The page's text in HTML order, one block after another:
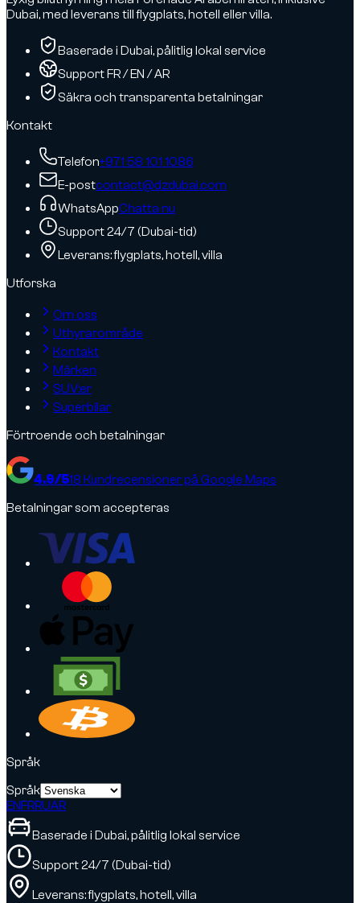
Dubai, med leverans till flygplats, hotell eller villa.
Baserade i Dubai, pålitlig lokal service
Support FR / EN / AR
Säkra och transparenta betalningar
Kontakt
Telefon+971 58 101 1086
E-postcontact@dzdubai.com
WhatsAppChatta nu
Support 24/7 (Dubai-tid)
Leverans: flygplats, hotell, villa
Utforska
Om oss
Uthyrarområde
Kontakt
Märken
SUV:er
Superbilar
Förtroende och betalningar
4.9/518 Kundrecensioner på Google Maps
Betalningar som accepteras
Språk
Språk
ENFRRUAR
Baserade i Dubai, pålitlig lokal service
Support 24/7 (Dubai-tid)
Leverans: flygplats, hotell, villa